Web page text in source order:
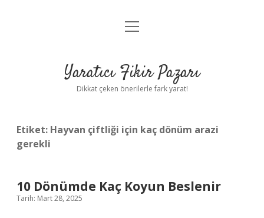
Anasayfa
Yasal Uyarı
menüyü
Yaratıcı Fikir Pazarı
Dikkat çeken önerilerle fark yarat!
Etiket: Hayvan çiftliği için kaç dönüm arazi
gerekli
10 Dönümde Kaç Koyun Beslenir
Tarih: Mart 28, 2025